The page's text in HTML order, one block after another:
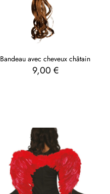
Bandeau avec cheveux châtain
9,00 €